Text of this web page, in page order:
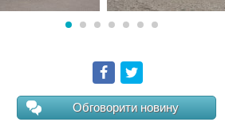
Facebook
Обговорити новину